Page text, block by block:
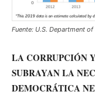
Fuente: U.S. Department of
LA CORRUPCIÓN
SUBRAYAN LA
DEMOCRÁTICA